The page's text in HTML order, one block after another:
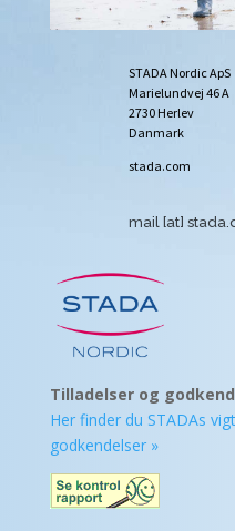
STADA Nordic ApS
Marielundvej 46 A
2730 Herlev
Danmark
stada.com
mail [at]
Tilladelser og
Her finder du STADAs
godkendelser »